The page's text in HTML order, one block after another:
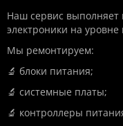
Наш сервис
электроники на уровне
Мы ремонтируем:
🔬 блоки питания;
🔬 системные платы;
🔬 контроллеры